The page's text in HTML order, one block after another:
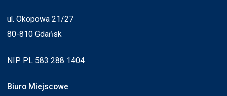
ul. Okopowa 21/27
80-810 Gdańsk
NIP PL 583 288 1404
Biuro Miejscowe